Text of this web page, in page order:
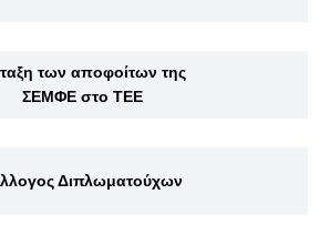
των αποφοίτων της
ΣΕΜΦΕ στο ΤΕΕ
Διπλωματούχων